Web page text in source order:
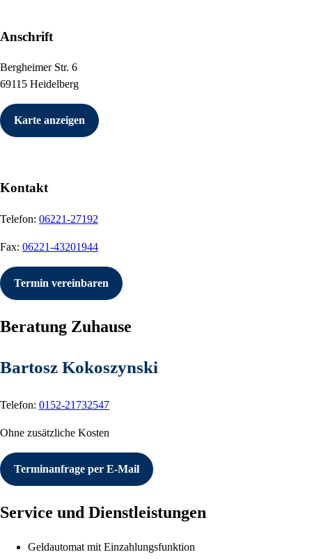
Anschrift
Bergheimer Str. 6
69115 Heidelberg
Karte anzeigen
Kontakt
Telefon: 06221-27192
Fax: 06221-43201944
Termin vereinbaren
Beratung Zuhause
Bartosz Kokoszynski
Telefon: 0152-21732547
Ohne zusätzliche Kosten
Terminanfrage per E-Mail
Service und Dienstleistungen
Geldautomat mit Einzahlungsfunktion